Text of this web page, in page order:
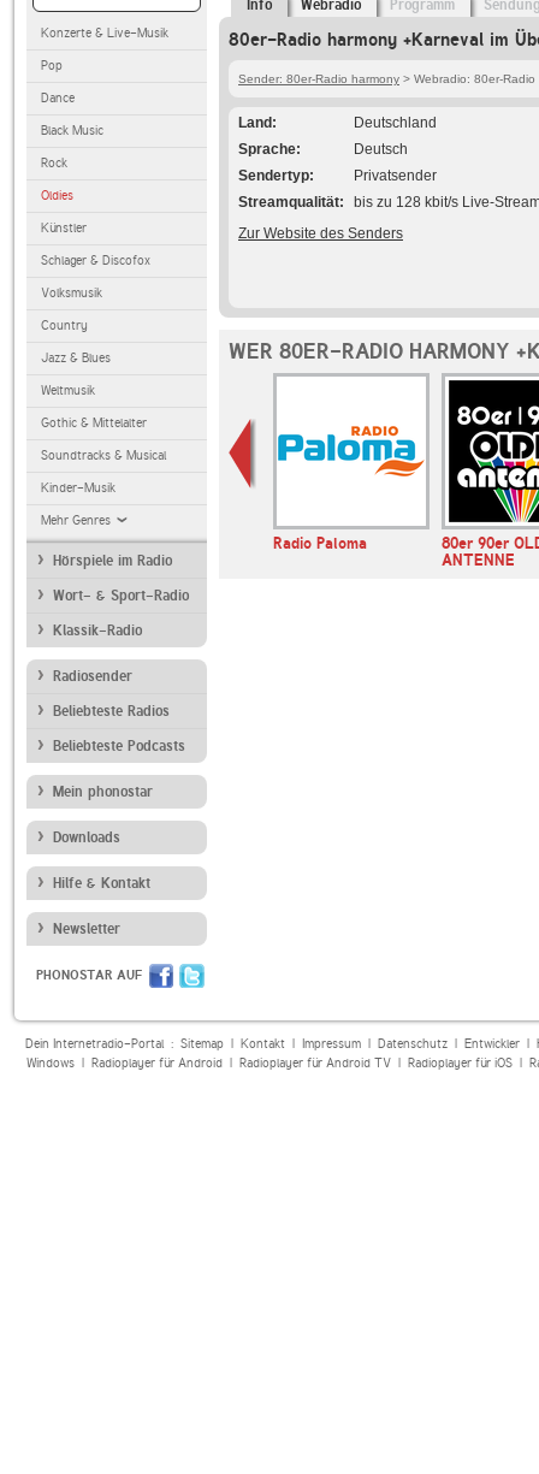
Konzerte & Live-Musik
Pop
Dance
Black Music
Rock
Oldies
Künstler
Schlager & Discofox
Volksmusik
Country
Jazz & Blues
Weltmusik
Gothic & Mittelalter
Soundtracks & Musical
Kinder-Musik
Mehr Genres
Hörspiele im Radio
Wort- & Sport-Radio
Klassik-Radio
Radiosender
Beliebteste Radios
Beliebteste Podcasts
Mein phonostar
Downloads
Hilfe & Kontakt
Newsletter
PHONOSTAR AUF
Info Webradio Programm
80er-Radio harmony +Karneval im
Sender: 80er-Radio harmony > Webradio: 80er-
Land
Deutschland
Sprache
Deutsch
Sendertyp
Privatsender
Streamqualität
bis zu 128 kbit/s Live-
Zur Website des Senders
WER 80ER-RADIO HARMONY
TV OneWonderRadio.com Radio Paloma
80er 90er
ANTENNE
Dein Internetradio-Portal : Sitemap| Kontakt| Impressum| Datenschutz| Entwickler|
Windows| Radioplayer für Android| Radioplayer für Android TV| Radioplayer für iOS|